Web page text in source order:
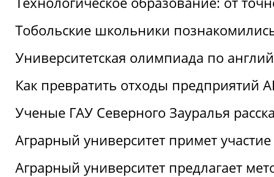
Тобольские школьники
Университетская олимпиада по
Как превратить отходы предприятий
Ученые ГАУ Северного Зауралья
Аграрный университет примет
Аграрный университет предлагает